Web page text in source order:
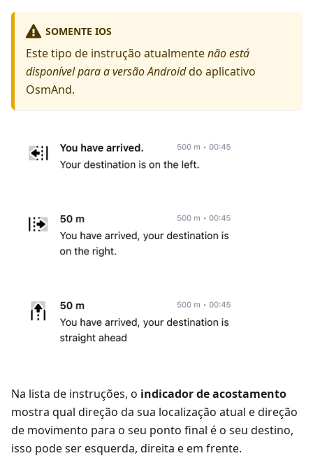
SOMENTE IOS
Este tipo de instrução atualmentenão está
disponível para a versão Androiddo aplicativo
OsmAnd.
Na lista de instruções, o indicador de acostamento
mostra qual direção da sua localização atual e direção
de movimento para o seu ponto final é o seu destino,
isso pode ser esquerda, direita e em frente.